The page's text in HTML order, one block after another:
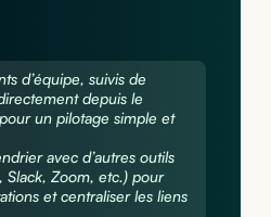
d’équipe, suivis de
depuis le
un pilotage simple et
avec d’autres outils
Slack, Zoom, etc.) pour
et centraliser les liens